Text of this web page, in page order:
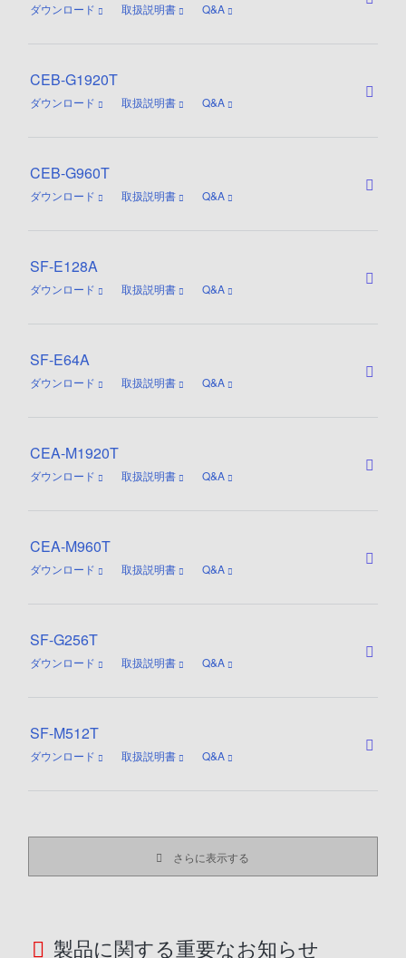
ダウンロード 取扱説明書 Q&A
CEB-G1920T
ダウンロード 取扱説明書 Q&A
CEB-G960T
ダウンロード 取扱説明書 Q&A
SF-E128A
ダウンロード 取扱説明書 Q&A
SF-E64A
ダウンロード 取扱説明書 Q&A
CEA-M1920T
ダウンロード 取扱説明書 Q&A
CEA-M960T
ダウンロード 取扱説明書 Q&A
SF-G256T
ダウンロード 取扱説明書 Q&A
SF-M512T
ダウンロード 取扱説明書 Q&A
さらに表示する
製品に関する重要なお知らせ